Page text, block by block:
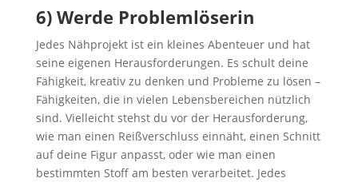
6) Werde Problemlöserin
Jedes Nähprojekt ist ein kleines Abenteuer und hat
seine eigenen Herausforderungen. Es schult deine
Fähigkeit, kreativ zu denken und Probleme zu lösen –
Fähigkeiten, die in vielen Lebensbereichen nützlich
sind. Vielleicht stehst du vor der Herausforderung,
wie man einen Reißverschluss einnäht, einen Schnitt
auf deine Figur anpasst, oder wie man einen
bestimmten Stoff am besten verarbeitet. Jedes